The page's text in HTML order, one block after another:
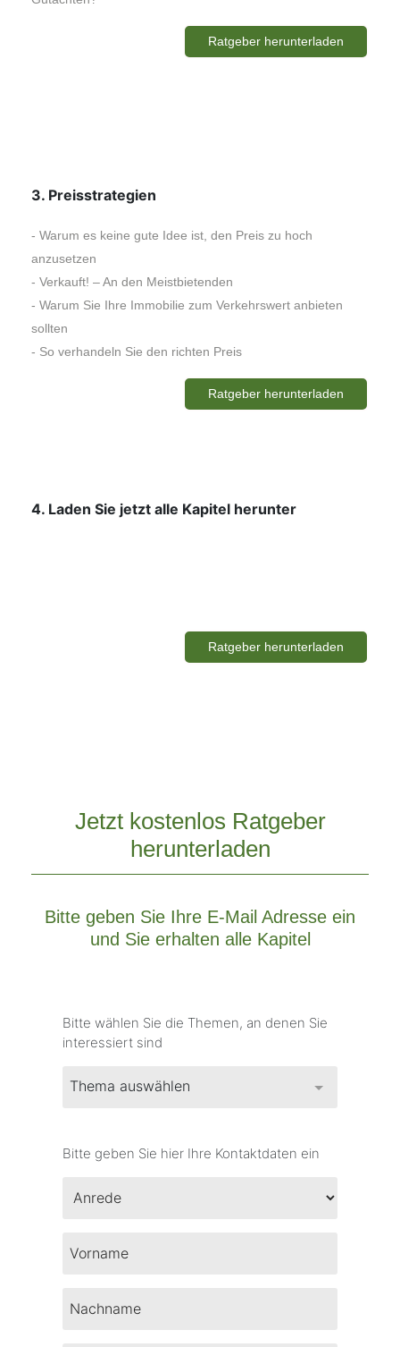
Ratgeber herunterladen
3. Preisstrategien
- Warum es keine gute Idee ist, den Preis zu hoch
anzusetzen
- Verkauft! – An den Meistbietenden
- Warum Sie Ihre Immobilie zum Verkehrswert anbieten
sollten
- So verhandeln Sie den richten Preis
Ratgeber herunterladen
4. Laden Sie jetzt alle Kapitel herunter
Ratgeber herunterladen
Jetzt kostenlos Ratgeber
herunterladen
Bitte geben Sie Ihre E-Mail Adresse ein
und Sie erhalten alle Kapitel
Bitte wählen Sie die Themen, an denen Sie
interessiert sind
Thema auswählen
Bitte geben Sie hier Ihre Kontaktdaten ein